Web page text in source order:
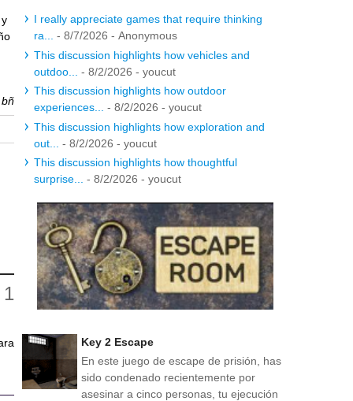
bñ
I really appreciate games that require thinking
ra...
- 8/7/2026 - Anonymous
This discussion highlights how vehicles and
outdoo...
- 8/2/2026 - youcut
This discussion highlights how outdoor
experiences...
- 8/2/2026 - youcut
This discussion highlights how exploration and
out...
- 8/2/2026 - youcut
This discussion highlights how thoughtful
surprise...
- 8/2/2026 - youcut
Key 2 Escape
En este juego de escape de prisión, has
sido condenado recientemente por
asesinar a cinco personas, tu ejecución